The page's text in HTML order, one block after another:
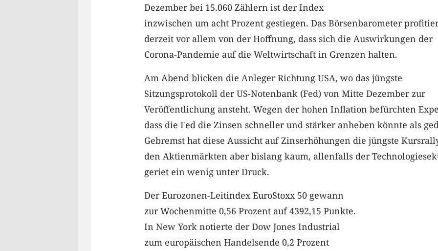
Dezember bei 15.060 Zählern ist der Index
inzwischen um acht Prozent gestiegen. Das Börsenbarometer
derzeit vor allem von der Hoffnung, dass sich die Auswirkungen der
Corona-Pandemie auf die Weltwirtschaft in Grenzen halten.
Am Abend blicken die Anleger Richtung USA, wo das jüngste
Sitzungsprotokoll der US-Notenbank (Fed) von Mitte Dezember zur
Veröffentlichung ansteht. Wegen der hohen Inflation befürchten
dass die Fed die Zinsen schneller und stärker anheben könnte als
Gebremst hat diese Aussicht auf Zinserhöhungen die jüngste
den Aktienmärkten aber bislang kaum, allenfalls der
geriet ein wenig unter Druck.
Der Eurozonen-Leitindex EuroStoxx 50 gewann
zur Wochenmitte 0,56 Prozent auf 4392,15 Punkte.
In New York notierte der Dow Jones Industrial
zum europäischen Handelsende 0,2 Prozent